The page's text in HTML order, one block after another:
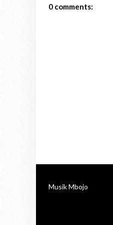
0 comments:
Musik Mbojo